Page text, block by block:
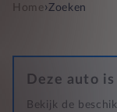
Home›Zoeken
Deze auto
Bekijk de